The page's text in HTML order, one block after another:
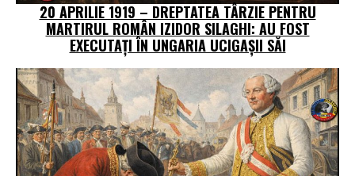
20 APRILIE 1919 – DREPTATEA TÂRZIE PENTRU
MARTIRUL ROMÂN IZIDOR SILAGHI: AU FOST
EXECUTAȚI ÎN UNGARIA UCIGAȘII SĂI